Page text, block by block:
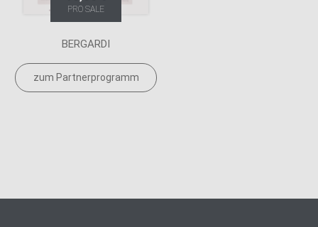
PRO SALE
BERGARDI
zum Partnerprogramm